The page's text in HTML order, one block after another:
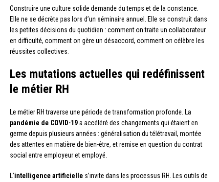
Construire une culture solide demande du temps et de la constance.
Elle ne se décrète pas lors d’un séminaire annuel. Elle se construit dans
les petites décisions du quotidien : comment on traite un collaborateur
en difficulté, comment on gère un désaccord, comment on célèbre les
réussites collectives.
Les mutations actuelles qui redéfinissent
le métier RH
Le métier RH traverse une période de transformation profonde. La
pandémie de COVID-19a accéléré des changements qui étaient en
germe depuis plusieurs années : généralisation du télétravail, montée
des attentes en matière de bien-être, et remise en question du contrat
social entre employeur et employé.
L’intelligence artificielle s’invite dans les processus RH. Les outils de